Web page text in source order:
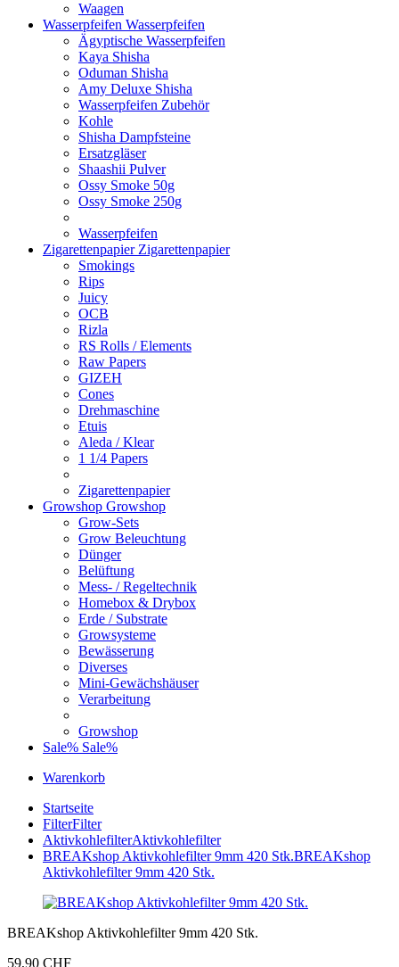
Waagen
Wasserpfeifen Wasserpfeifen
Ägyptische Wasserpfeifen
Kaya Shisha
Oduman Shisha
Amy Deluxe Shisha
Wasserpfeifen Zubehör
Kohle
Shisha Dampfsteine
Ersatzgläser
Shaashii Pulver
Ossy Smoke 50g
Ossy Smoke 250g
Wasserpfeifen
Zigarettenpapier Zigarettenpapier
Smokings
Rips
Juicy
OCB
Rizla
RS Rolls / Elements
Raw Papers
GIZEH
Cones
Drehmaschine
Etuis
Aleda / Klear
1 1/4 Papers
Zigarettenpapier
Growshop Growshop
Grow-Sets
Grow Beleuchtung
Dünger
Belüftung
Mess- / Regeltechnik
Homebox & Drybox
Erde / Substrate
Growsysteme
Bewässerung
Diverses
Mini-Gewächshäuser
Verarbeitung
Growshop
Sale% Sale%
Warenkorb
Startseite
FilterFilter
AktivkohlefilterAktivkohlefilter
BREAKshop Aktivkohlefilter 9mm 420 Stk.BREAKshop
Aktivkohlefilter 9mm 420 Stk.
BREAKshop Aktivkohlefilter 9mm 420 Stk.
59,90 CHF